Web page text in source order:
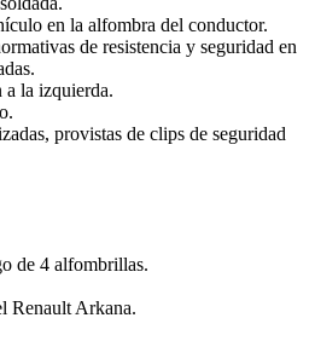
en la alfombra del conductor.
de resistencia y seguridad en
a la izquierda.
provistas de clips de seguridad
de 4 alfombrillas.
Renault Arkana.